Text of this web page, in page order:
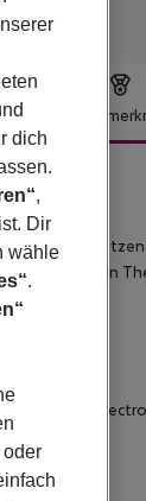
23, 7 km von
Visa
dich
,
Dir
wähle
.